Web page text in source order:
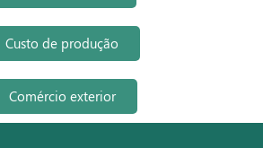
Custo de produção
Comércio exterior